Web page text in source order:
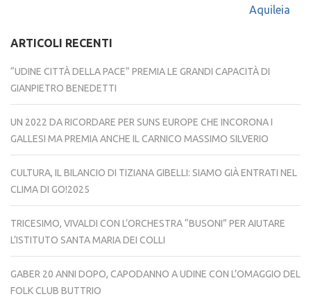
Aquileia
ARTICOLI RECENTI
“UDINE CITTÀ DELLA PACE” PREMIA LE GRANDI CAPACITÀ DI
GIANPIETRO BENEDETTI
UN 2022 DA RICORDARE PER SUNS EUROPE CHE INCORONA I
GALLESI MA PREMIA ANCHE IL CARNICO MASSIMO SILVERIO
CULTURA, IL BILANCIO DI TIZIANA GIBELLI: SIAMO GIÀ ENTRATI NEL
CLIMA DI GO!2025
TRICESIMO, VIVALDI CON L’ORCHESTRA “BUSONI” PER AIUTARE
L’ISTITUTO SANTA MARIA DEI COLLI
GABER 20 ANNI DOPO, CAPODANNO A UDINE CON L’OMAGGIO DEL
FOLK CLUB BUTTRIO